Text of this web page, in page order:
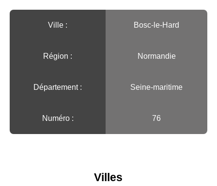
Ville :️ Bosc-le-Hard
Région :️ Normandie
Département : Seine-maritime
Numéro : 76
Villes